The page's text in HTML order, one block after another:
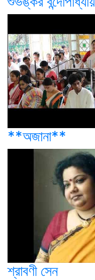
**অজানা**
শ্রাবণী সেন